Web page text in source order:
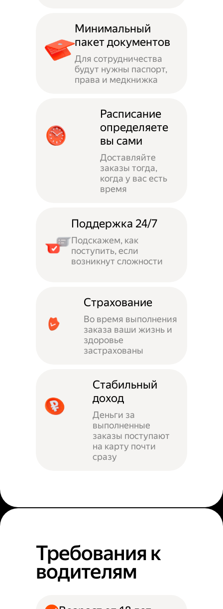
Минимальный
пакет документов
Для сотрудничества
будут нужны паспорт,
права и медкнижка
Расписание
определяете
вы сами
Доставляйте
заказы тогда,
когда у вас есть
время
Поддержка 24/7
Подскажем, как
поступить, если
возникнут сложности
Страхование
Во время выполнения
заказа ваши жизнь и
здоровье
застрахованы
Стабильный
доход
Деньги за
выполненные
заказы поступают
на карту почти
сразу
Требования к
водителям